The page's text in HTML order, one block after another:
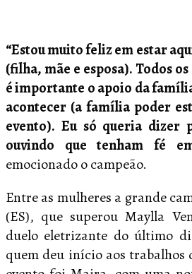
“Estou muito feliz em estar
(filha, mãe e esposa). Todos
é importante o apoio da
acontecer (a família poder
evento). Eu só queria dizer
ouvindo que tenham fé
emocionado o campeão.
Entre as mulheres a grande
(ES), que superou Maylla
duelo eletrizante do último
quem deu início aos